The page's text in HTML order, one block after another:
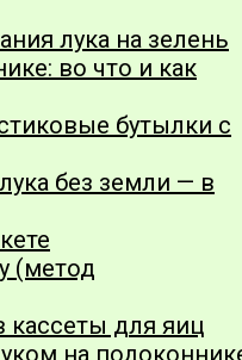
лука на зелень
во что и как
бутылки с
без земли — в
(метод
кассеты для яиц
на